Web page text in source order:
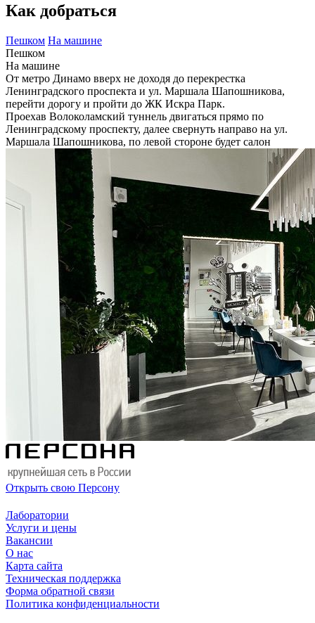
Как добраться
Пешком На машине
Пешком
На машине
От метро Динамо вверх не доходя до перекрестка
Ленинградского проспекта и ул. Маршала Шапошникова,
перейти дорогу и пройти до ЖК Искра Парк.
Проехав Волоколамский туннель двигаться прямо по
Ленинградскому проспекту, далее свернуть направо на ул.
Маршала Шапошникова, по левой стороне будет салон
Открыть свою Персону
Лаборатории
Услуги и цены
Вакансии
О нас
Карта сайта
Техническая поддержка
Форма обратной связи
Политика конфиденциальности